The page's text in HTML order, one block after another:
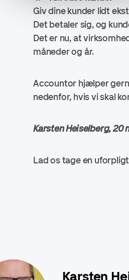
Giv dine kunder lidt
Det betaler sig, og
Det er nu, at
måneder og år.
Accountor hjælper
nedenfor, hvis vi skal
Karsten Heiselberg, 20
Lad os tage en
Karsten